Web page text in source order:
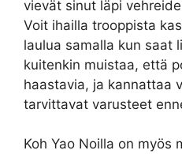
vievät sinut läpi
Voit ihailla trooppista
laulua samalla kun saat
kuitenkin muistaa, että
haastavia, ja kannattaa
tarvittavat varusteet
Koh Yao Noilla on myös